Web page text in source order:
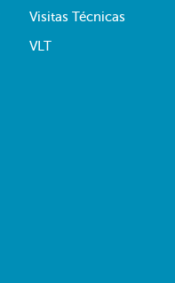
Visitas Técnicas
VLT